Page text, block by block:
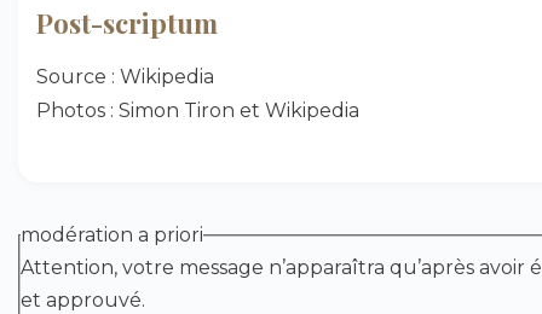
Post-scriptum
Source : Wikipedia
Photos : Simon Tiron et Wikipedia
modération a priori
Attention, votre message n’apparaîtra qu’après avoir
et approuvé.